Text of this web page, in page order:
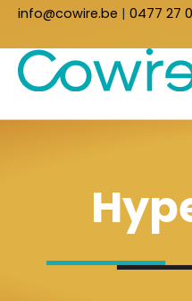
info@cowire.be | 0477 27